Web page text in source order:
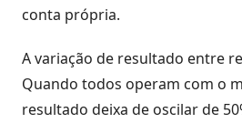
conta própria.
A variação de resultado entre
Quando todos operam com o
resultado deixa de oscilar de